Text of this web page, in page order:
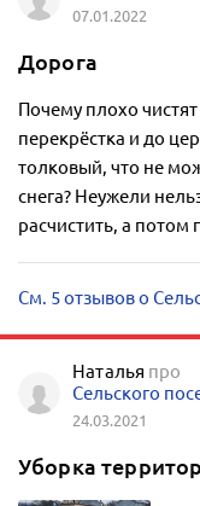
07.01.2022
Дорога
Почему плохо
перекрёстка и до
толковый, что не
снега? Неужели
расчистить, а потом
См. 5 отзывов о
Наталья про
Сельского
24.03.2021
Уборка